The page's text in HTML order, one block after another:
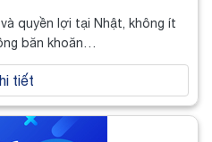
quyền lợi tại Nhật, không ít
băn khoăn…
tiết